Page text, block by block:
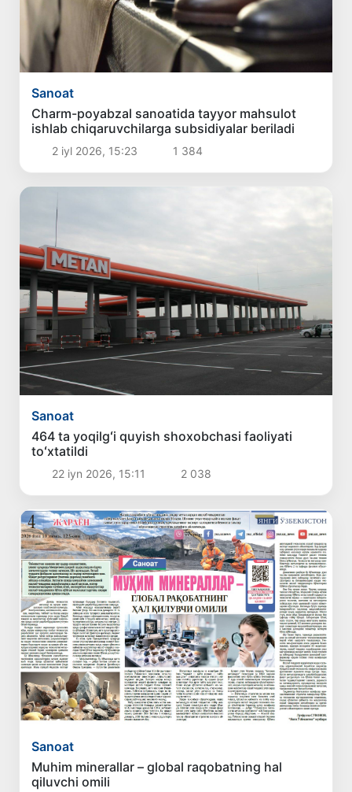
Sanoat
Charm-poyabzal sanoatida tayyor mahsulot
ishlab chiqaruvchilarga subsidiyalar beriladi
2 iyl 2026, 15:23 1 384
Sanoat
464 ta yoqilgʻi quyish shoxobchasi faoliyati
toʻxtatildi
22 iyn 2026, 15:11 2 038
Sanoat
Muhim minerallar – global raqobatning hal
qiluvchi omili